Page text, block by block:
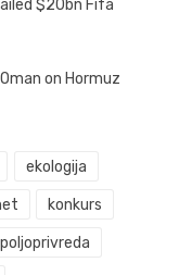
$20bn Fifa
on Hormuz
ekologija
konkurs
poljoprivreda